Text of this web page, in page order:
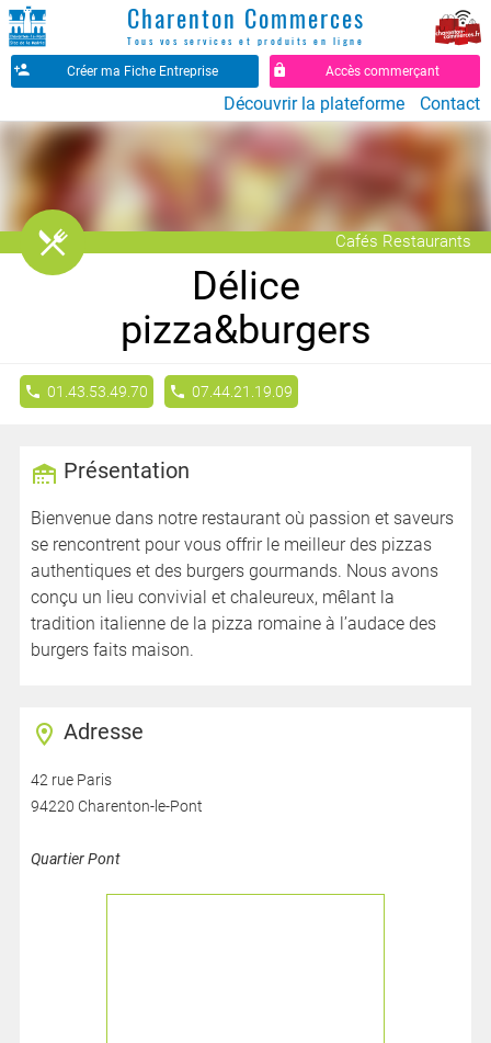
Charenton Commerces
Tous vos services et produits en ligne
Créer ma Fiche Entreprise Accès commerçant
Découvrir la plateforme Contact
󰒦 Cafés Restaurants
Délice
pizza&burgers
01.43.53.49.70 07.44.21.19.09
Présentation
Bienvenue dans notre restaurant où passion et saveurs
se rencontrent pour vous offrir le meilleur des pizzas
authentiques et des burgers gourmands. Nous avons
conçu un lieu convivial et chaleureux, mêlant la
tradition italienne de la pizza romaine à l’audace des
burgers faits maison.
Adresse
42 rue Paris
94220 Charenton-le-Pont
Quartier Pont